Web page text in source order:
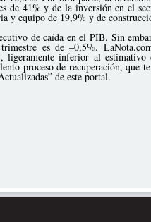
de 41% y de la inversión en el
y equipo de 19,9% y de
de caída en el PIB. Sin
es de –0,5%.
inferior al
proceso de recuperación, que
de este portal.